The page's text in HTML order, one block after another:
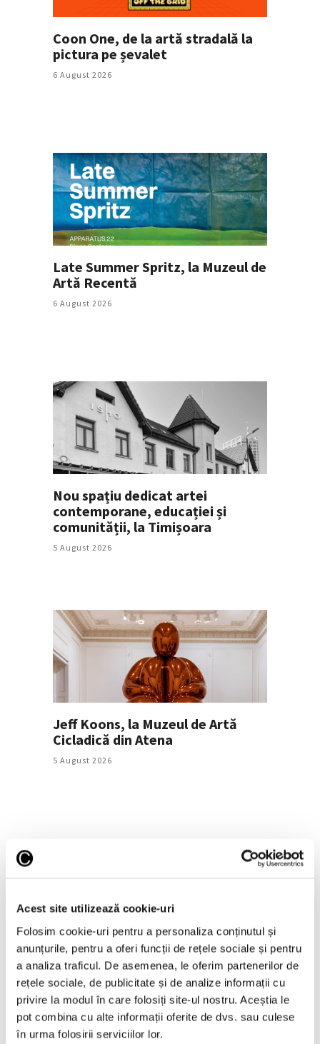
Acest site utilizează cookie-uri
Folosim cookie-uri pentru a personaliza conținutul și
anunțurile, pentru a oferi funcții de rețele sociale și pentru
a analiza traficul. De asemenea, le oferim partenerilor de
rețele sociale, de publicitate și de analize informații cu
privire la modul în care folosiți site-ul nostru. Aceștia le
pot combina cu alte informații oferite de dvs. sau culese
în urma folosirii serviciilor lor.
Coon One, de la artă stradală la
pictura pe șevalet
6 August 2026
Late Summer Spritz, la Muzeul de
Artă Recentă
6 August 2026
Nou spațiu dedicat artei
contemporane, educației și
comunității, la Timișoara
5 August 2026
Jeff Koons, la Muzeul de Artă
Cicladică din Atena
5 August 2026
Rothko contribuie la
elucidarea unui mister
științific vechi de zeci de
ani
6 August 2026
Artown Now – O sută de
artiști, în anuala de artă
urbană la Ploiești